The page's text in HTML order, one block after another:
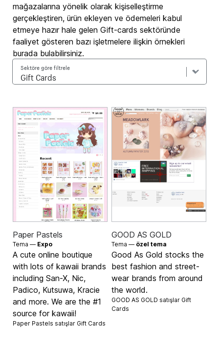
mağazalarına yönelik olarak kişiselleştirme
gerçekleştiren, ürün ekleyen ve ödemeleri kabul
etmeye hazır hale gelen Gift-cards sektöründe
faaliyet gösteren bazı işletmelere ilişkin örnekleri
burada bulabilirsiniz.
Sektöre göre filtrele
Paper Pastels
Tema — Expo
A cute online boutique
with lots of kawaii brands
including San-X, Nic,
Padico, Kutsuwa, Kracie
and more. We are the #1
source for kawaii!
Paper Pastels satışlar Gift Cards
GOOD AS GOLD
Tema — özel tema
Good As Gold stocks the
best fashion and street-
wear brands from around
the world.
GOOD AS GOLD satışlar Gift
Cards